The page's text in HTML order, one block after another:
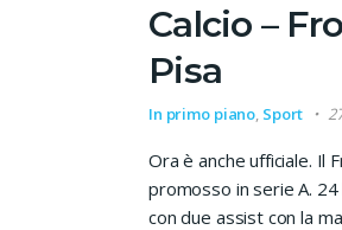
Calcio –
Pisa
In primo piano, Sport
Ora è anche ufficiale. Il
promosso in serie A.
con due assist con la